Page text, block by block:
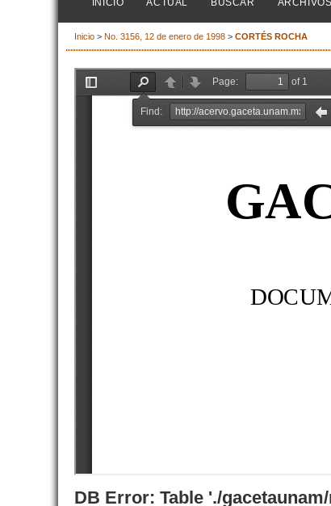
INICIO ACTUAL BUSCAR ARCHIVOS
Inicio > No. 3156, 12 de enero de 1998 > CORTÉS ROCHA
DB Error: Table './